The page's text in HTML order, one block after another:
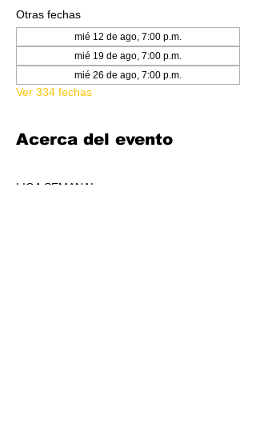
Otras fechas
mié 12 de ago, 7:00 p.m.
mié 19 de ago, 7:00 p.m.
mié 26 de ago, 7:00 p.m.
Ver 334 fechas
Acerca del evento
LIGA SEMANAL